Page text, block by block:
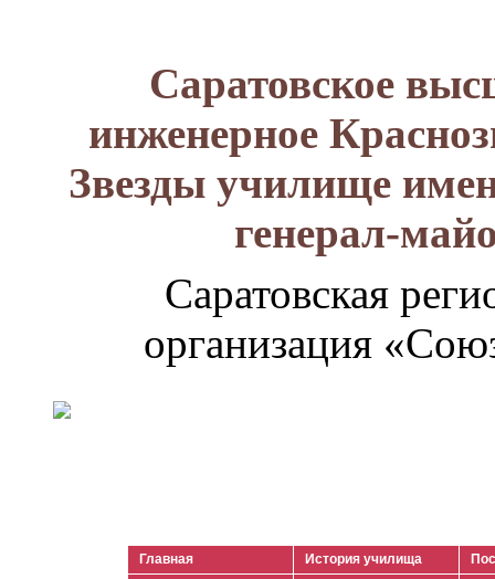
Саратовское
инженерное
Звезды училище
генерал-
Саратовская
организация
Главная История училища